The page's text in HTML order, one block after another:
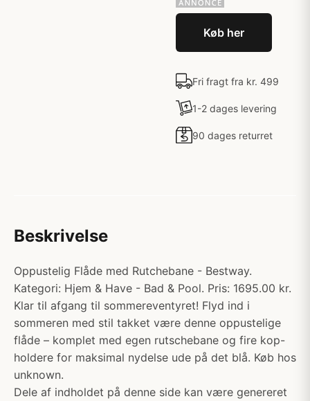
Køb her
Fri fragt fra kr. 499
1-2 dages levering
90 dages returret
Beskrivelse
Oppustelig Flåde med Rutchebane - Bestway.
Kategori: Hjem & Have - Bad & Pool. Pris: 1695.00 kr.
Klar til afgang til sommereventyret! Flyd ind i
sommeren med stil takket være denne oppustelige
flåde – komplet med egen rutschebane og fire kop-
holdere for maksimal nydelse ude på det blå. Køb hos
unknown.
Dele af indholdet på denne side kan være genereret